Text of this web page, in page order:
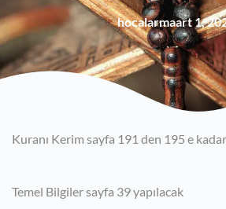
hocalarmaart 1,
Kuranı Kerim sayfa 191 den 195 e
Temel Bilgiler sayfa 39 yapılacak